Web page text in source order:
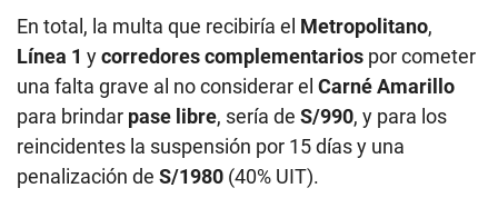
En total, la multa que recibiría el Metropolitano,
Línea 1 ycorredores complementarios por cometer
una falta grave al no considerar el Carné Amarillo
para brindar pase libre, sería de S/990, y para los
reincidentes la suspensión por 15 días y una
penalización de S/1980 (40% UIT).